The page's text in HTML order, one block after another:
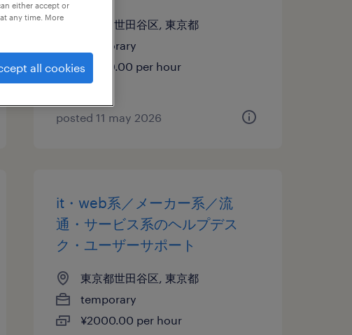
東京都世田谷区, 東京都
temporary
¥2800.00 per hour
posted 11 may 2026
it・web系／メーカー系／流
通・サービス系のヘルプデス
ク・ユーザーサポート
東京都世田谷区, 東京都
temporary
¥2000.00 per hour
either accept or
any time. More
all cookies